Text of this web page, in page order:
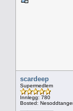
scardeep
Supermedlem
Innlegg: 780
Bosted: